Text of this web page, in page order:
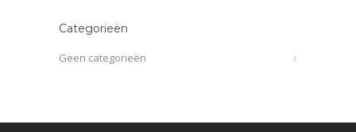
Categorieën
Geen categorieën